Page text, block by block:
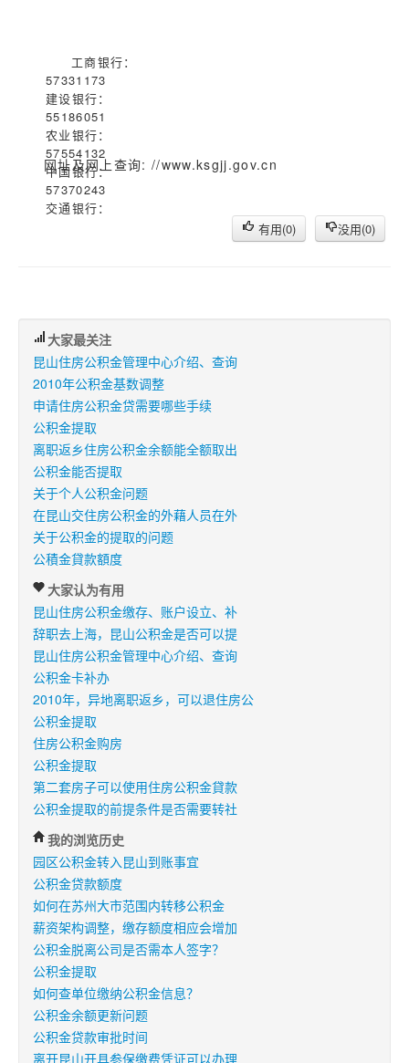
工商银行：
57331173
建设银行：
55186051
农业银行：
57554132
中国银行：
57370243
交通银行：
网址及网上查询: //www.ksgjj.gov.cn
有用(0) 没用(0)
大家最关注
昆山住房公积金管理中心介绍、查询
2010年公积金基数调整
申请住房公积金贷需要哪些手续
公积金提取
离职返乡住房公积金余额能全额取出
公积金能否提取
关于个人公积金问题
在昆山交住房公积金的外藉人员在外
关于公积金的提取的问题
公積金貸款額度
大家认为有用
昆山住房公积金缴存、账户设立、补
辞职去上海，昆山公积金是否可以提
昆山住房公积金管理中心介绍、查询
公积金卡补办
2010年，异地离职返乡，可以退住房公
公积金提取
住房公积金购房
公积金提取
第二套房子可以使用住房公积金貸款
公积金提取的前提条件是否需要转社
我的浏览历史
园区公积金转入昆山到账事宜
公积金贷款额度
如何在苏州大市范围内转移公积金
薪资架构调整，缴存额度相应会增加
公积金脱离公司是否需本人签字？
公积金提取
如何查单位缴纳公积金信息？
公积金余额更新问题
公积金贷款审批时间
离开昆山开具参保缴费凭证可以办理